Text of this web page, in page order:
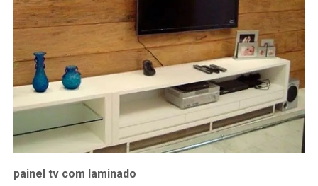
painel tv com laminado